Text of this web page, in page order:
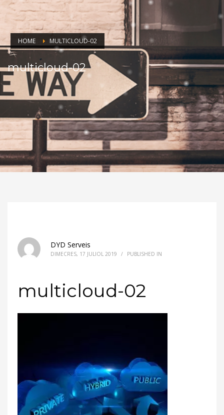
HOME MULTICLOUD-02
multicloud-02
DYD Serveis
DIMECRES, 17 JULIOL 2019 / PUBLISHED IN
multicloud-02